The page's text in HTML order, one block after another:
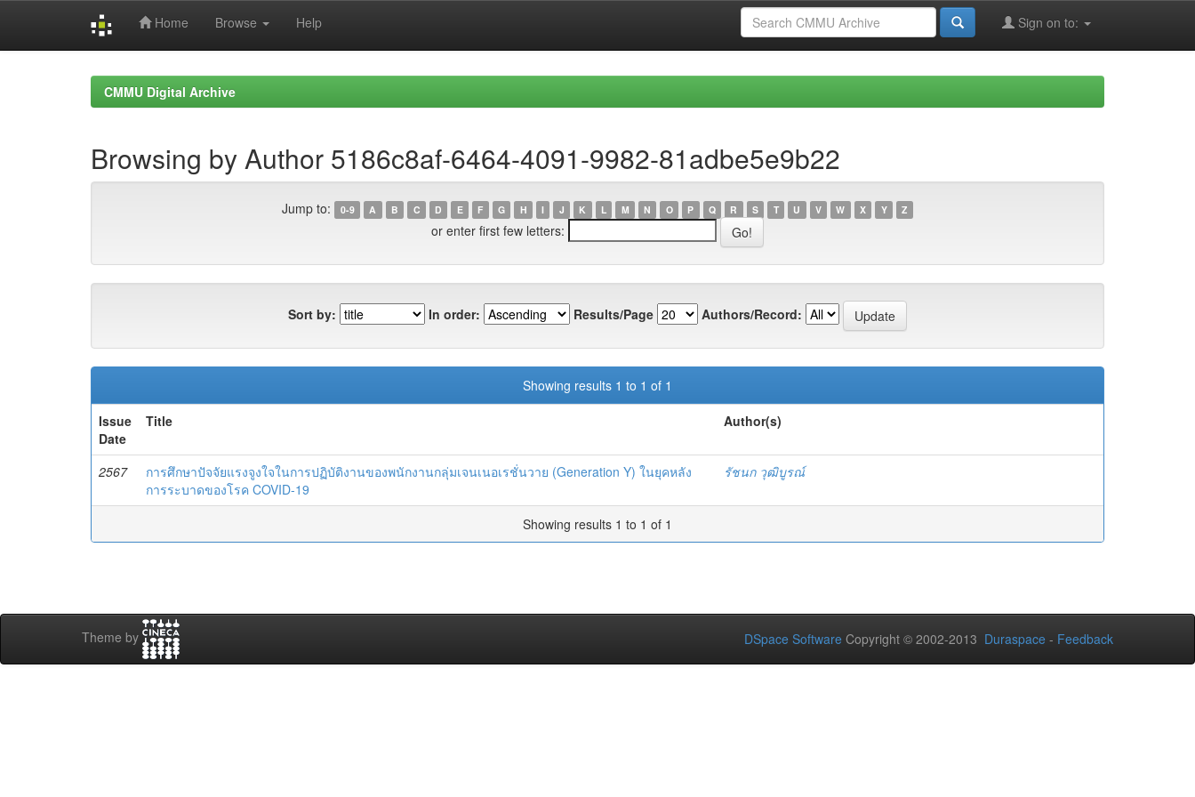
Home Browse Help Sign on to:
CMMU Digital Archive
Browsing by Author 5186c8af-6464-4091-9982-81adbe5e9b22
Jump to: 0-9 A B C D E F G H I J K L M N O P Q R S T U V W X Y Z
or enter first few letters:
Sort by: In order: Results/Page Authors/Record:
Showing results 1 to 1 of 1
Issue
Date
Title Author(s)
2567
การศึกษาปัจจัยแรงจูงใจในการปฏิบัติงานของพนักงานกลุ่มเจนเนอเรชั่นวาย (Generation Y) ในยุคหลัง
การระบาดของโรค COVID-19
รัชนก วุฒิบูรณ์
Showing results 1 to 1 of 1
Theme by DSpace Software Copyright © 2002-2013 Duraspace - Feedback